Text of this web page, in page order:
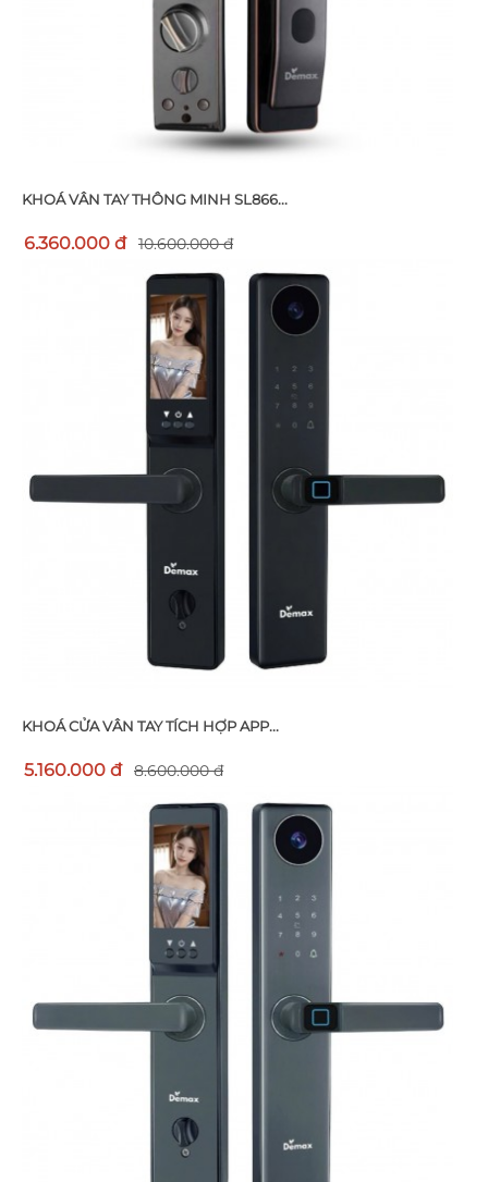
KHOÁ VÂN TAY THÔNG MINH SL866...
6.360.000 đ 10.600.000 đ
KHOÁ CỬA VÂN TAY TÍCH HỢP APP...
5.160.000 đ 8.600.000 đ